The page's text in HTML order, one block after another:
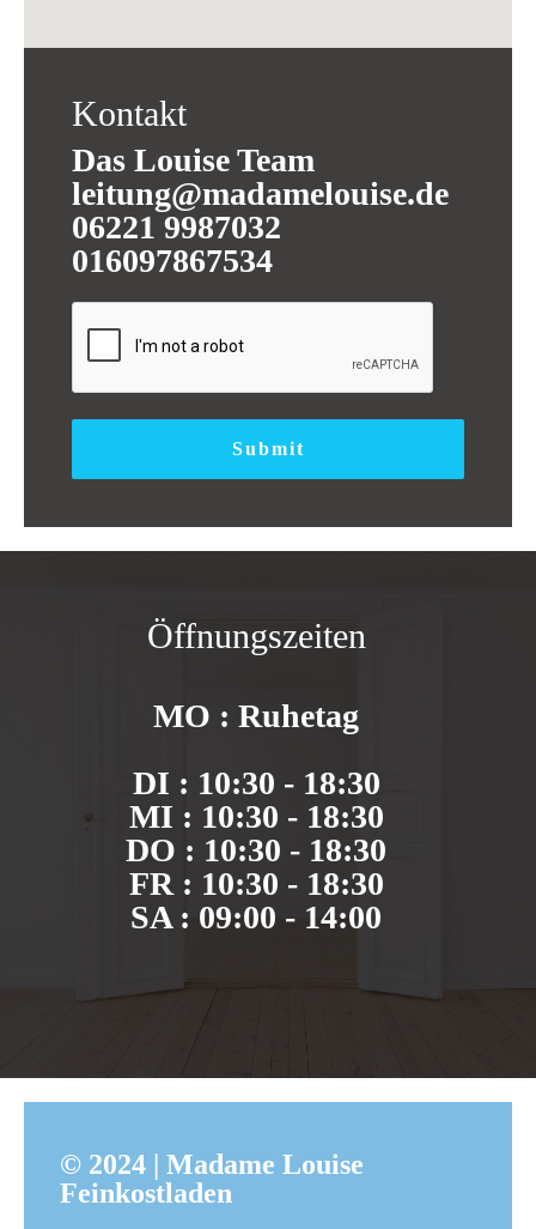
Kontakt
Das Louise Team
leitung@madamelouise.de
06221 9987032
016097867534
Submit
Öffnungszeiten
MO : Ruhetag
DI : 10:30 - 18:30
MI : 10:30 - 18:30
DO : 10:30 - 18:30
FR : 10:30 - 18:30
SA : 09:00 - 14:00
© 2024 | Madame Louise
Feinkostladen